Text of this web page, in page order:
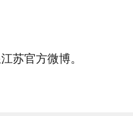
苏官方微博。